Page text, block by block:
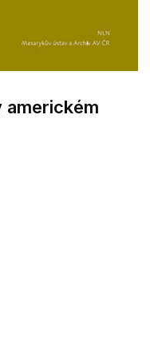
americkém